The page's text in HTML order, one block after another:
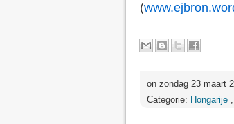
(
on zondag 23 maart
Categorie: Hongarije ,